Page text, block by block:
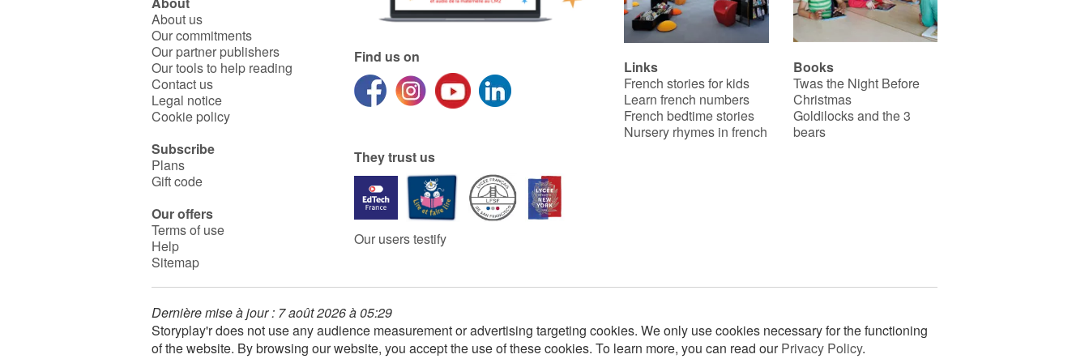
retrouve hospitalisée et dans
le coma, Inès et Sébastien
comprendre ce qui a poussé
leur amie à ce geste de
désespoir. Ils mènent
l’enquête, jusqu’à découvrir
qui se cache derrière le
Retrouvez le premier tome
ici :Mes rêves au grand
galop - saison 1.
About us
Our commitments
Our partner publishers
Our tools to help reading
Contact us
Legal notice
Cookie policy
Subscribe
Plans
Gift code
Our offers
Terms of use
Help
Sitemap
Find us on
They trust us
Our users testify
Links
French stories for kids
Learn french numbers
French bedtime stories
Nursery rhymes in french
Books
Twas the Night Before
Christmas
Goldilocks and the 3
bears
Dernière mise à jour : 7 août 2026 à 05:29
Storyplay'r does not use any audience measurement or advertising targeting cookies. We only use cookies necessary for the functioning
of the website. By browsing our website, you accept the use of these cookies. To learn more, you can read ourPrivacy Policy.